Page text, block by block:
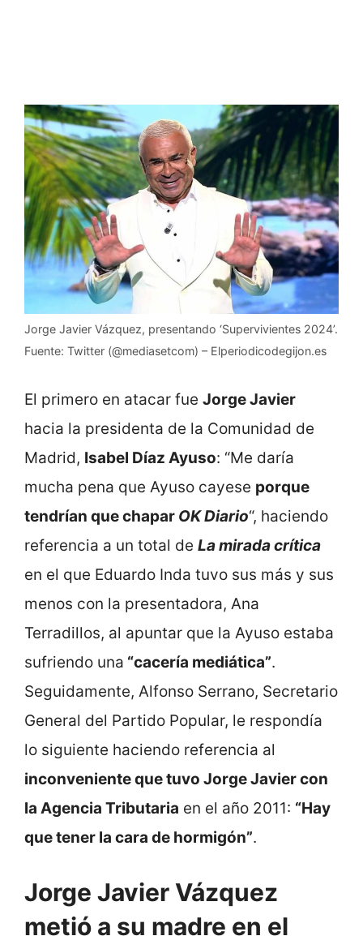
Jorge Javier Vázquez, presentando ‘Supervivientes 2024’.
Fuente: Twitter (@mediasetcom) – Elperiodicodegijon.es
El primero en atacar fue Jorge Javier
hacia la presidenta de la Comunidad de
Madrid, Isabel Díaz Ayuso: “Me daría
mucha pena que Ayuso cayese porque
tendrían que chapar OK Diario“, haciendo
referencia a un total de La mirada crítica
en el que Eduardo Inda tuvo sus más y sus
menos con la presentadora, Ana
Terradillos, al apuntar que la Ayuso estaba
sufriendo una “cacería mediática”.
Seguidamente, Alfonso Serrano, Secretario
General del Partido Popular, le respondía
lo siguiente haciendo referencia al
inconveniente que tuvo Jorge Javier con
la Agencia Tributaria en el año 2011: “Hay
que tener la cara de hormigón”.
Jorge Javier Vázquez
metió a su madre en el